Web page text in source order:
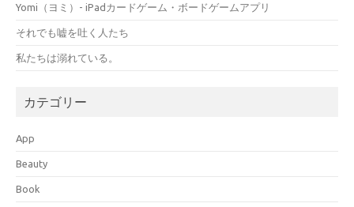
Yomi（ヨミ）- iPadカードゲーム・ボードゲームアプリ
それでも嘘を吐く人たち
私たちは溺れている。
カテゴリー
App
Beauty
Book